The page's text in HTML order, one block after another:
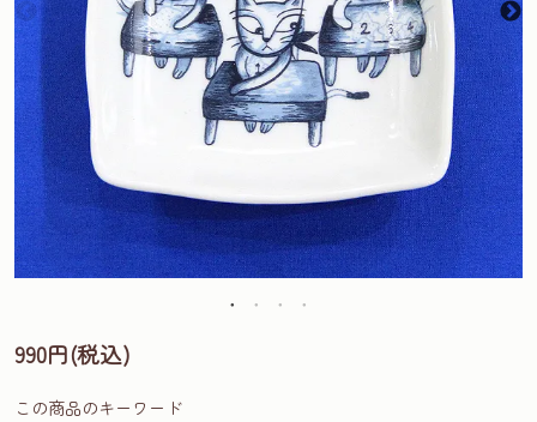
990円(税込)
この商品のキーワード